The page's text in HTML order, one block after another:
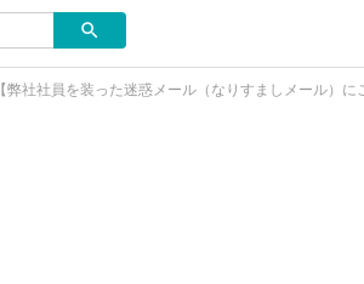
【弊社社員を装った迷惑メール（なりすましメール）